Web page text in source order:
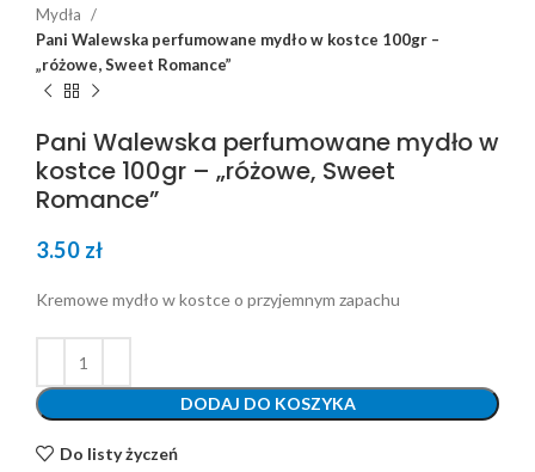
Mydła
Pani Walewska perfumowane mydło w kostce 100gr –
„różowe, Sweet Romance”
Pani Walewska perfumowane mydło w
kostce 100gr – „różowe, Sweet
Romance”
3.50 zł
Kremowe mydło w kostce o przyjemnym zapachu
DODAJ DO KOSZYKA
Do listy życzeń